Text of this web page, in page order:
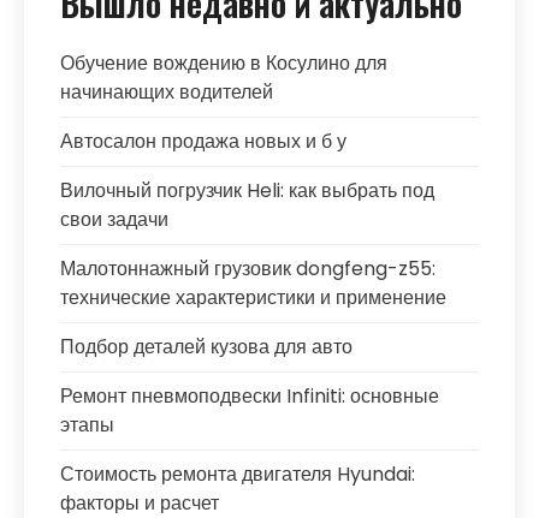
Обучение вождению в Косулино для
начинающих водителей
Автосалон продажа новых и б у
Вилочный погрузчик Heli: как выбрать под
свои задачи
Малотоннажный грузовик dongfeng-z55:
технические характеристики и применение
Подбор деталей кузова для авто
Ремонт пневмоподвески Infiniti: основные
этапы
Стоимость ремонта двигателя Hyundai:
факторы и расчет